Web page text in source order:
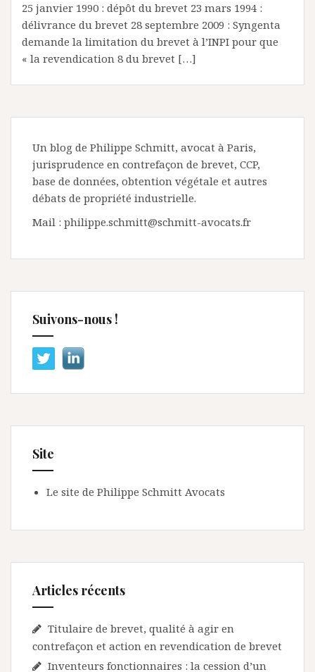
25 janvier 1990 : dépôt du brevet 23 mars 1994 :
délivrance du brevet 28 septembre 2009 : Syngenta
demande la limitation du brevet à l’INPI pour que
« la revendication 8 du brevet […]
Un blog de Philippe Schmitt, avocat à Paris,
jurisprudence en contrefaçon de brevet, CCP,
base de données, obtention végétale et autres
débats de propriété industrielle.
Mail : philippe.schmitt@schmitt-avocats.fr
Suivons-nous !
Site
Le site de Philippe Schmitt Avocats
Articles récents
Titulaire de brevet, qualité à agir en
contrefaçon et action en revendication de brevet
Inventeurs fonctionnaires : la cession d’un